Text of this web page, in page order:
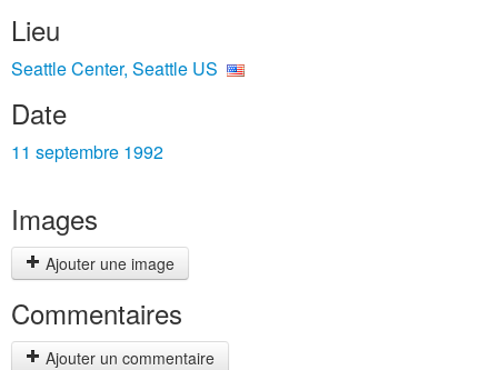
Lieu
Seattle Center, Seattle US
Date
11 septembre 1992
Images
Ajouter une image
Commentaires
Ajouter un commentaire